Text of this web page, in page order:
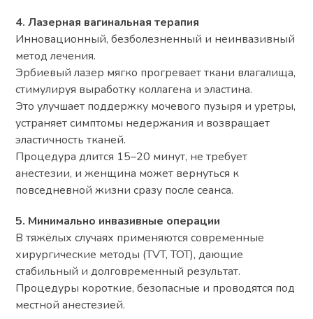
4. Лазерная вагинальная терапия
Инновационный, безболезненный и неинвазивный
метод лечения.
Эрбиевый лазер мягко прогревает ткани влагалища,
стимулируя выработку коллагена и эластина.
Это улучшает поддержку мочевого пузыря и уретры,
устраняет симптомы недержания и возвращает
эластичность тканей.
Процедура длится 15–20 минут, не требует
анестезии, и женщина может вернуться к
повседневной жизни сразу после сеанса.
5. Минимально инвазивные операции
В тяжёлых случаях применяются современные
хирургические методы (TVT, TOT), дающие
стабильный и долговременный результат.
Процедуры короткие, безопасные и проводятся под
местной анестезией.